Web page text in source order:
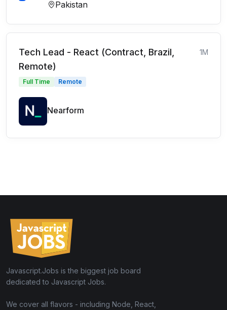
Pakistan
Tech Lead - React (Contract, Brazil,
Remote)
1M
Full Time Remote
Nearform
Javascript.Jobs is the biggest job board
dedicated to Javascript Jobs.
We cover all flavors - including Node, React,